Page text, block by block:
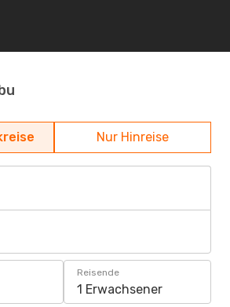
Nur Hinreise
Reisende
1 Erwachsener